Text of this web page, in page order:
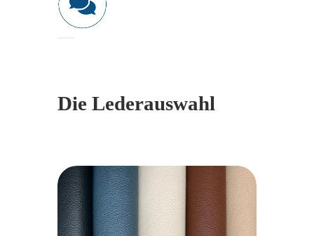
Die Lederauswahl